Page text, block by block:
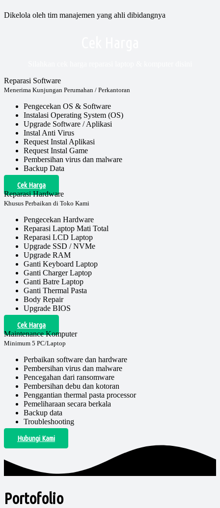
Dikelola oleh tim manajemen yang ahli dibidangnya
Reparasi Software
Menerima Kunjungan Perumahan / Perkantoran
Pengecekan OS & Software
Instalasi Operating System (OS)
Upgrade Software / Aplikasi
Instal Anti Virus
Request Instal Aplikasi
Request Instal Game
Pembersihan virus dan malware
Backup Data
Cek Harga
Reparasi Hardware
Khusus Perbaikan di Toko Kami
Pengecekan Hardware
Reparasi Laptop Mati Total
Reparasi LCD Laptop
Upgrade SSD / NVMe
Upgrade RAM
Ganti Keyboard Laptop
Ganti Charger Laptop
Ganti Batre Laptop
Ganti Thermal Pasta
Body Repair
Upgrade BIOS
Cek Harga
Maintenance Komputer
Minimum 5 PC/Laptop
Perbaikan software dan hardware
Pembersihan virus dan malware
Pencegahan dari ransomware
Pembersihan debu dan kotoran
Penggantian thermal pasta processor
Pemeliharaan secara berkala
Backup data
Troubleshooting
Hubungi Kami
Portofolio